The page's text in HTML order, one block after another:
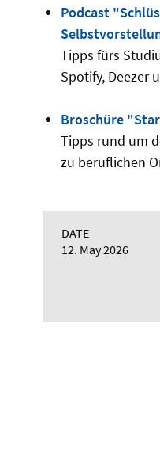
Podcast
Tipps fürs
Spotify, Deezer
Broschüre
Tipps rund um
zu beruflichen
DATE
12. May 2026